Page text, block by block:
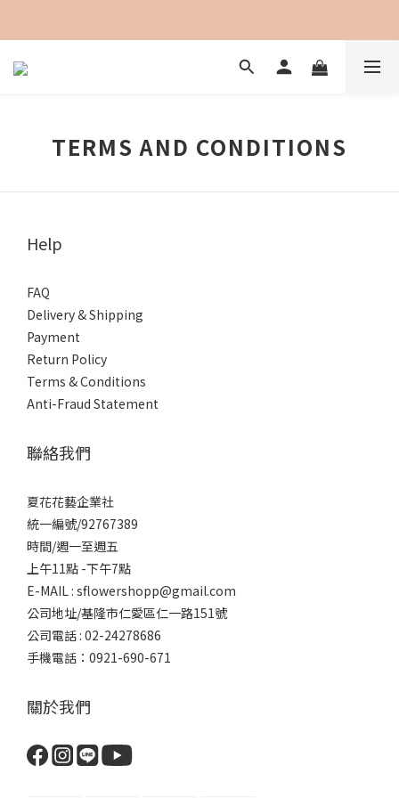
加入會員即可享用購物金100元折抵
TERMS AND CONDITIONS
Help
FAQ
Delivery & Shipping
Payment
Return Policy
Terms & Conditions
Anti-Fraud Statement
聯絡我們
夏花花藝企業社
統一編號/92767389
時間/週一至週五
上午11點 -下午7點
E-MAIL : sflowershopp@gmail.com
公司地址/基隆市仁愛區仁一路151號
公司電話 : 02-24278686
手機電話：0921-690-671
關於我們